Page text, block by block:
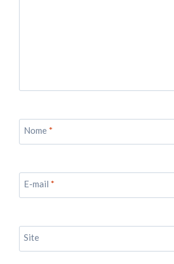
Nome *
E-mail *
Site